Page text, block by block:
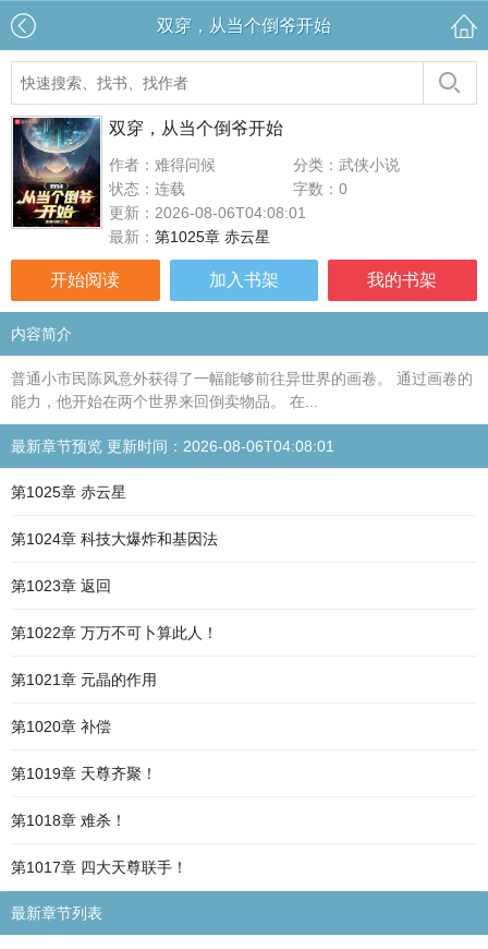
双穿，从当个倒爷开始
双穿，从当个倒爷开始
作者：难得问候
分类：武侠小说
状态：连载
字数：0
更新：2026-08-06T04:08:01
最新： 第1025章 赤云星
开始阅读 加入书架 我的书架
内容简介
普通小市民陈风意外获得了一幅能够前往异世界的画卷。 通过画卷的
能力，他开始在两个世界来回倒卖物品。 在...
最新章节预览 更新时间：2026-08-06T04:08:01
第1025章 赤云星
第1024章 科技大爆炸和基因法
第1023章 返回
第1022章 万万不可卜算此人！
第1021章 元晶的作用
第1020章 补偿
第1019章 天尊齐聚！
第1018章 难杀！
第1017章 四大天尊联手！
最新章节列表